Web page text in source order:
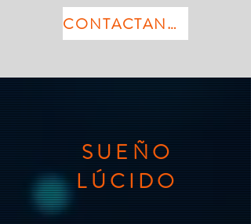
CONTACTANOS
SUEÑO
LÚCIDO